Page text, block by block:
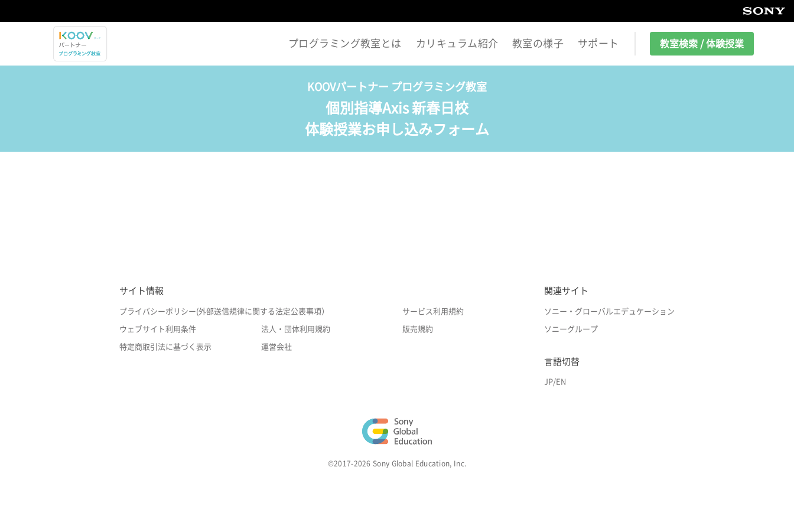
プログラミング教室とは カリキュラム紹介 教室の様子 サポート 教室検索 / 体験授業
KOOVパートナー プログラミング教室
個別指導Axis 新春日校
体験授業お申し込みフォーム
サイト情報
プライバシーポリシー(外部送信規律に関する法定公表事項） サービス利用規約
ウェブサイト利用条件 法人・団体利用規約 販売規約
特定商取引法に基づく表示 運営会社
関連サイト
ソニー・グローバルエデュケーション
ソニーグループ
言語切替
JP/EN
©2017-2026 Sony Global Education, Inc.